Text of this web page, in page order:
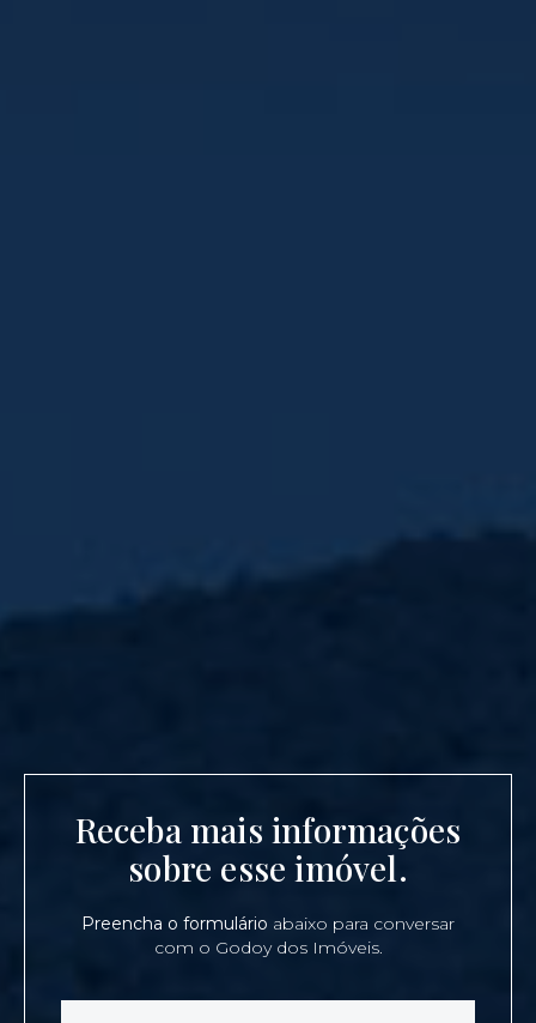
Receba mais informações
sobre esse imóvel.
Preencha o formulário abaixo para conversar
com o Godoy dos Imóveis.